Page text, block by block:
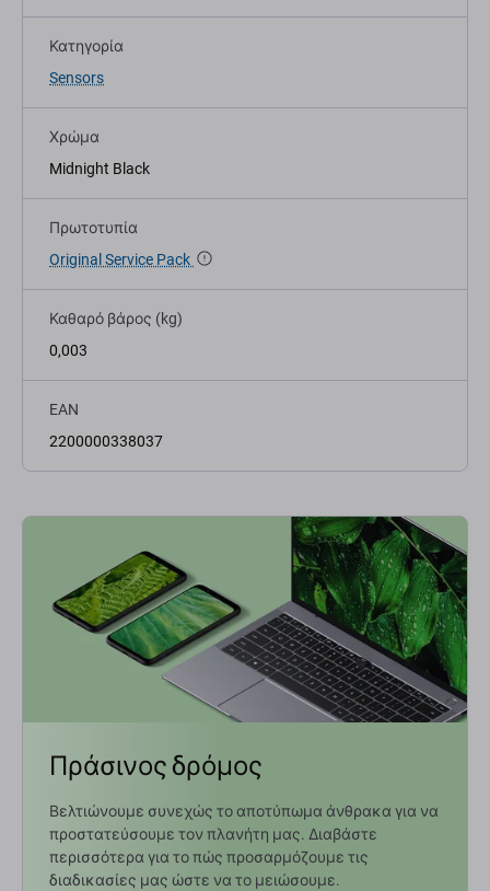
Κατηγορία
Sensors
Χρώμα
Midnight Black
Πρωτοτυπία
Original Service Pack
Καθαρό βάρος (kg)
0,003
EAN
2200000338037
Πράσινος δρόμος
Βελτιώνουμε συνεχώς το αποτύπωμα άνθρακα για να
προστατεύσουμε τον πλανήτη μας. Διαβάστε
περισσότερα για το πώς προσαρμόζουμε τις
διαδικασίες μας ώστε να το μειώσουμε.